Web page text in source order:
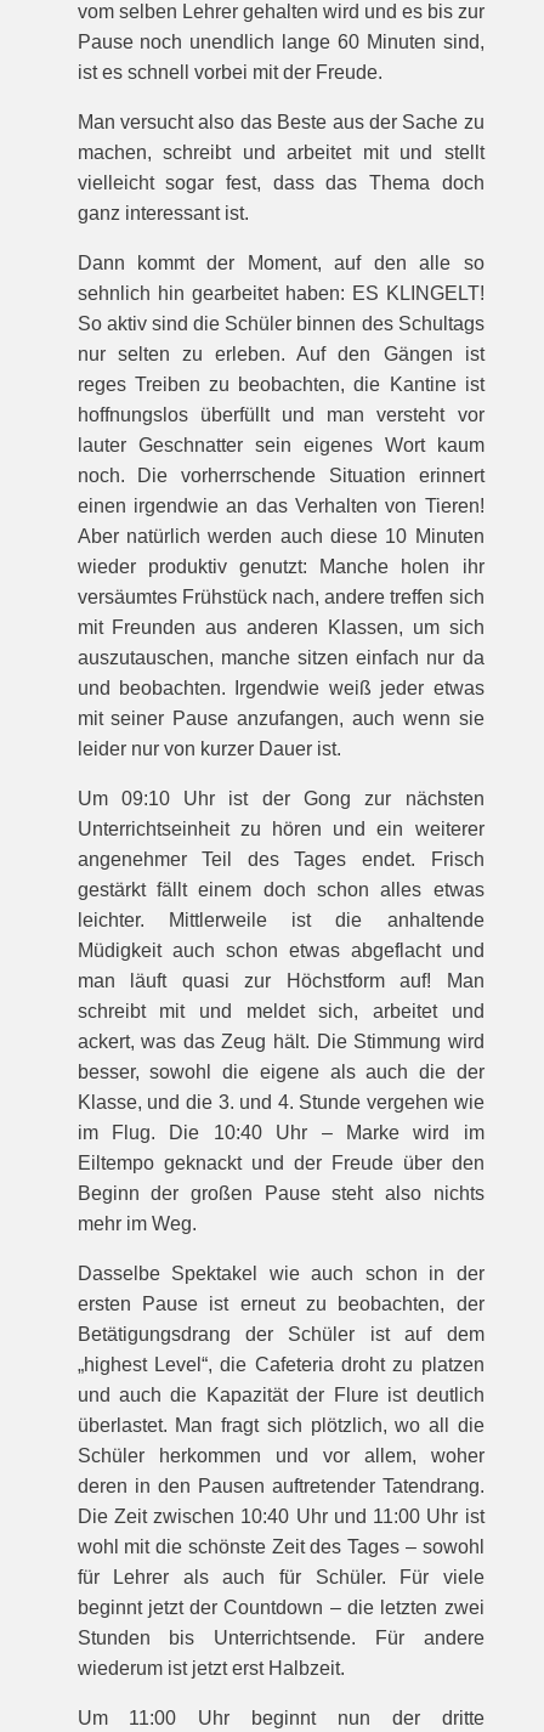
vom selben Lehrer gehalten wird und es bis zur
Pause noch unendlich lange 60 Minuten sind,
ist es schnell vorbei mit der Freude.
Man versucht also das Beste aus der Sache zu
machen, schreibt und arbeitet mit und stellt
vielleicht sogar fest, dass das Thema doch
ganz interessant ist.
Dann kommt der Moment, auf den alle so
sehnlich hin gearbeitet haben: ES KLINGELT!
So aktiv sind die Schüler binnen des Schultags
nur selten zu erleben. Auf den Gängen ist
reges Treiben zu beobachten, die Kantine ist
hoffnungslos überfüllt und man versteht vor
lauter Geschnatter sein eigenes Wort kaum
noch. Die vorherrschende Situation erinnert
einen irgendwie an das Verhalten von Tieren!
Aber natürlich werden auch diese 10 Minuten
wieder produktiv genutzt: Manche holen ihr
versäumtes Frühstück nach, andere treffen sich
mit Freunden aus anderen Klassen, um sich
auszutauschen, manche sitzen einfach nur da
und beobachten. Irgendwie weiß jeder etwas
mit seiner Pause anzufangen, auch wenn sie
leider nur von kurzer Dauer ist.
Um 09:10 Uhr ist der Gong zur nächsten
Unterrichtseinheit zu hören und ein weiterer
angenehmer Teil des Tages endet. Frisch
gestärkt fällt einem doch schon alles etwas
leichter. Mittlerweile ist die anhaltende
Müdigkeit auch schon etwas abgeflacht und
man läuft quasi zur Höchstform auf! Man
schreibt mit und meldet sich, arbeitet und
ackert, was das Zeug hält. Die Stimmung wird
besser, sowohl die eigene als auch die der
Klasse, und die 3. und 4. Stunde vergehen wie
im Flug. Die 10:40 Uhr – Marke wird im
Eiltempo geknackt und der Freude über den
Beginn der großen Pause steht also nichts
mehr im Weg.
Dasselbe Spektakel wie auch schon in der
ersten Pause ist erneut zu beobachten, der
Betätigungsdrang der Schüler ist auf dem
„highest Level“, die Cafeteria droht zu platzen
und auch die Kapazität der Flure ist deutlich
überlastet. Man fragt sich plötzlich, wo all die
Schüler herkommen und vor allem, woher
deren in den Pausen auftretender Tatendrang.
Die Zeit zwischen 10:40 Uhr und 11:00 Uhr ist
wohl mit die schönste Zeit des Tages – sowohl
für Lehrer als auch für Schüler. Für viele
beginnt jetzt der Countdown – die letzten zwei
Stunden bis Unterrichtsende. Für andere
wiederum ist jetzt erst Halbzeit.
Um 11:00 Uhr beginnt nun der dritte